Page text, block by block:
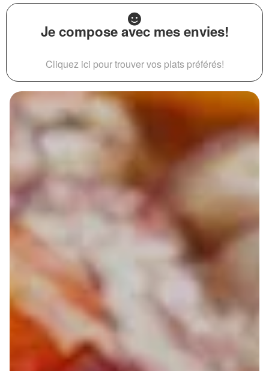
Je compose avec mes envies!
Cliquez ici pour trouver vos plats préférés!